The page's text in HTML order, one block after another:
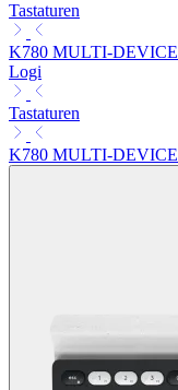
Tastaturen
K780 MULTI-
Logi
Tastaturen
K780 MULTI-